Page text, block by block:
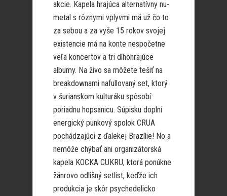
akcie. Kapela hrajúca alternatívny nu-
metal s rôznymi vplyvmi má už čo to
za sebou a za vyše 15 rokov svojej
existencie má na konte nespočetne
veľa koncertov a tri dlhohrajúce
albumy. Na živo sa môžete tešiť na
breakdownami nafullovaný set, ktorý
v šurianskom kulturáku spôsobí
poriadnu hopsanicu. Súpisku doplní
energický punkový spolok CRUA
pochádzajúci z ďalekej Brazílie! No a
nemôže chýbať ani organizátorská
kapela KOCKA CUKRU, ktorá ponúkne
žánrovo odlišný setlist, keďže ich
produkcia je skôr psychedelicko